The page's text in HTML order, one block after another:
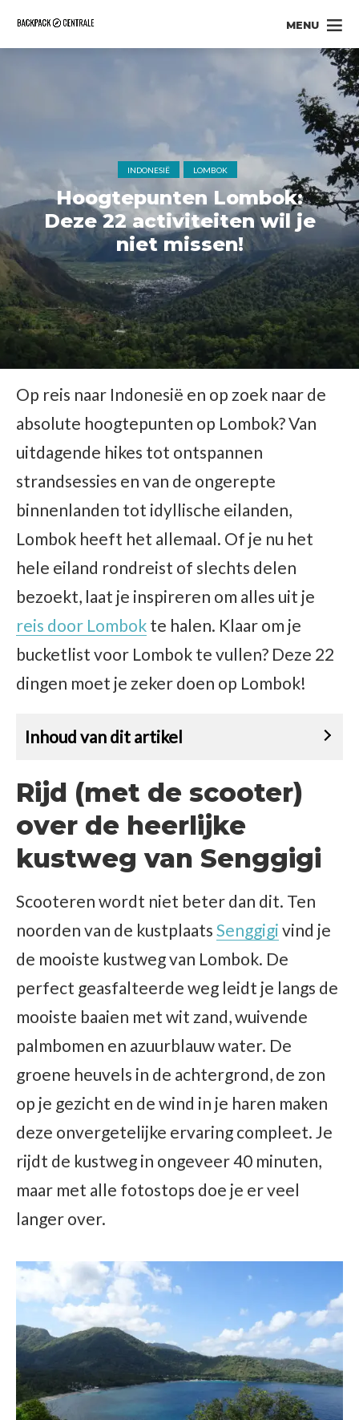
MENU
INDONESIË LOMBOK
Hoogtepunten Lombok:
Deze 22 activiteiten wil je
niet missen!
Op reis naar Indonesië en op zoek naar de
absolute hoogtepunten op Lombok? Van
uitdagende hikes tot ontspannen
strandsessies en van de ongerepte
binnenlanden tot idyllische eilanden,
Lombok heeft het allemaal. Of je nu het
hele eiland rondreist of slechts delen
bezoekt, laat je inspireren om alles uit je
reis door Lombok te halen. Klaar om je
bucketlist voor Lombok te vullen? Deze 22
dingen moet je zeker doen op Lombok!
Inhoud van dit artikel
Rijd (met de scooter)
over de heerlijke
kustweg van Senggigi
Scooteren wordt niet beter dan dit. Ten
noorden van de kustplaats Senggigi vind je
de mooiste kustweg van Lombok. De
perfect geasfalteerde weg leidt je langs de
mooiste baaien met wit zand, wuivende
palmbomen en azuurblauw water. De
groene heuvels in de achtergrond, de zon
op je gezicht en de wind in je haren maken
deze onvergetelijke ervaring compleet. Je
rijdt de kustweg in ongeveer 40 minuten,
maar met alle fotostops doe je er veel
langer over.